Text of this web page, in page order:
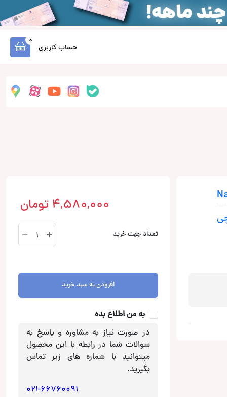
حساب کاربری
0
4,580,000 تومان
تعداد جهت خرید
بلندگو
ناکامیچی
افزودن به سبد خرید
به من اطلاع بده
در صورت نیاز به مشاوره و پاسخ به
سوالات شما در رابطه با این محصول
میتوانید با شماره های زیر تماس
بگیرید.
021-66760091